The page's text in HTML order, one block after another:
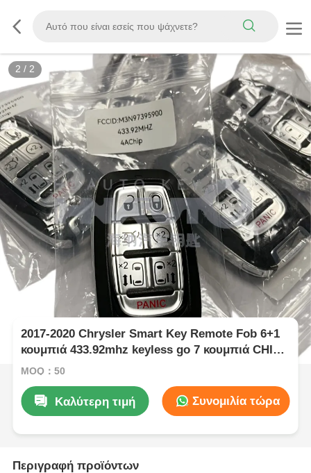
2 / 2
2017-2020 Chrysler Smart Key Remote Fob 6+1
κουμπιά 433.92mhz keyless go 7 κουμπιά CHIP
4A FCC ID: M3N97395900
MOQ：50
Καλύτερη τιμή Συνομιλία τώρα
Περιγραφή προϊόντων